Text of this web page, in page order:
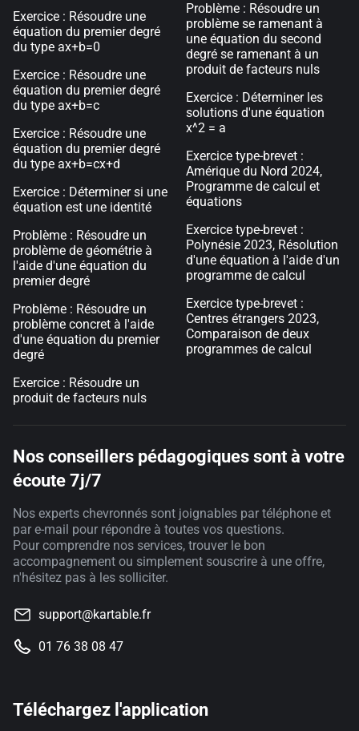
Exercice : Résoudre une
équation du premier degré
du type ax+b=0
Exercice : Résoudre une
équation du premier degré
du type ax+b=c
Exercice : Résoudre une
équation du premier degré
du type ax+b=cx+d
Exercice : Déterminer si une
équation est une identité
Problème : Résoudre un
problème de géométrie à
l'aide d'une équation du
premier degré
Problème : Résoudre un
problème concret à l'aide
d'une équation du premier
degré
Exercice : Résoudre un
produit de facteurs nuls
Problème : Résoudre un
problème se ramenant à
une équation du second
degré se ramenant à un
produit de facteurs nuls
Exercice : Déterminer les
solutions d'une équation
x^2 = a
Exercice type-brevet :
Amérique du Nord 2024,
Programme de calcul et
équations
Exercice type-brevet :
Polynésie 2023, Résolution
d'une équation à l'aide d'un
programme de calcul
Exercice type-brevet :
Centres étrangers 2023,
Comparaison de deux
programmes de calcul
Nos conseillers pédagogiques sont à votre
écoute 7j/7
Nos experts chevronnés sont joignables par téléphone et
par e-mail pour répondre à toutes vos questions.
Pour comprendre nos services, trouver le bon
accompagnement ou simplement souscrire à une offre,
n'hésitez pas à les solliciter.
support@kartable.fr
01 76 38 08 47
Téléchargez l'application